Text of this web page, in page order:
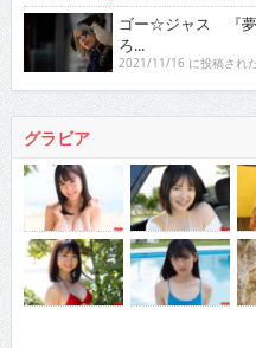
ゴー☆ジャス 『夢
ろ...
2021/11/16 に投稿され
グラビア